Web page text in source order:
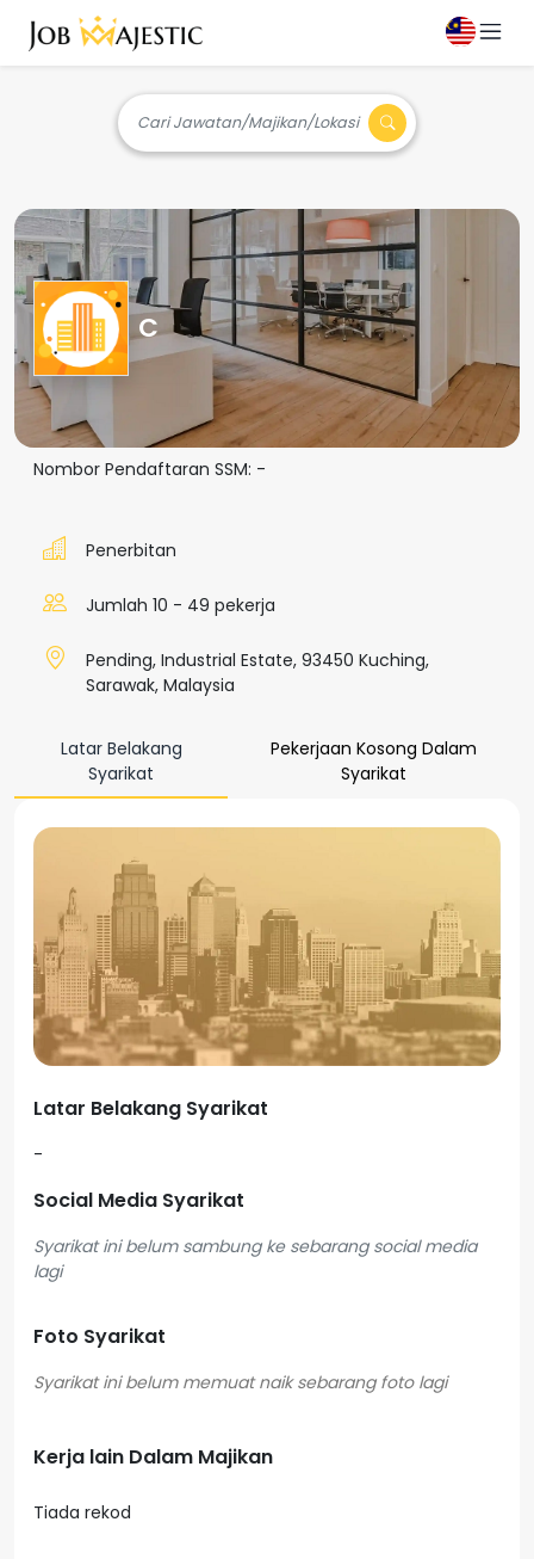
Cari Jawatan/Majikan/Lokasi
C
Nombor Pendaftaran SSM: -
Penerbitan
Jumlah 10 - 49 pekerja
Pending, Industrial Estate, 93450 Kuching,
Sarawak, Malaysia
Latar Belakang
Syarikat
Pekerjaan Kosong Dalam
Syarikat
Latar Belakang Syarikat
-
Social Media Syarikat
Syarikat ini belum sambung ke sebarang social media
lagi
Foto Syarikat
Kerja lain Dalam Majikan
Tiada rekod